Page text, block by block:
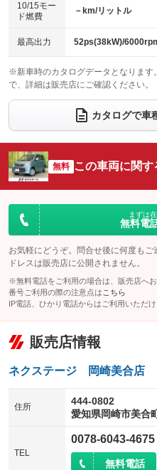
ベンチシート
：装備あり
チップアップシート
：装備なし
：装備なし
ウォークスルー
：装備なし
電動リアゲート
：装備なし
サイドカメラ
：装備なし
：装備なし
10/15モー
ド燃費
－km/リットル
最高出力 52ps(38kW)/
※新車時のカタログデータとなります
で、詳細は販売店にご確認ください。
カタログで車
無料 この車両に関
まずは
無料電
お気軽にどうぞ。問合せ後に何度も
ドレスは販売店に公開されません。
※無料電話をご利用の場合は、販売店へ
番号ご利用の際の注意点は こちら
IP電話、ひかり電話からはご利用いただけ
販売店情報
ネクステージ 岡崎美合店
住所
444-0802
愛知県岡崎市美合
TEL
0078-6043-4675
無料電話